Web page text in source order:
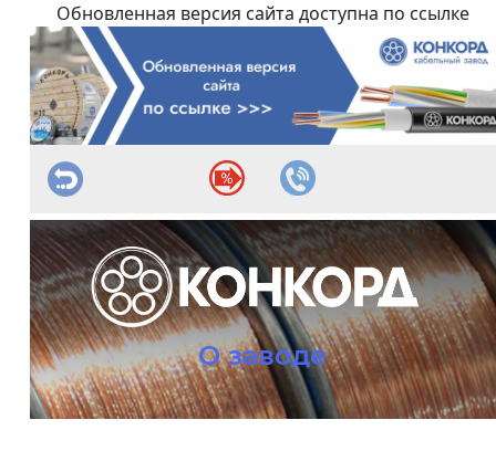
Обновленная версия сайта доступна по ссылке
О заводе